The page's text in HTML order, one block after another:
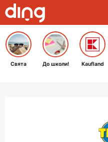
Свята До школи! Kaufland